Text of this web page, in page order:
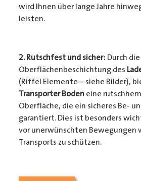
wird Ihnen über lange Jahre
leisten.
2. Rutschfest und sicher: Durch
Oberflächenbeschichtung des
(Riffel Elemente – siehe Bilder),
Transporter Bodeneine
Oberfläche, die ein sicheres Be-
garantiert. Dies ist besonders
vor unerwünschten Bewegungen
Transports zu schützen.